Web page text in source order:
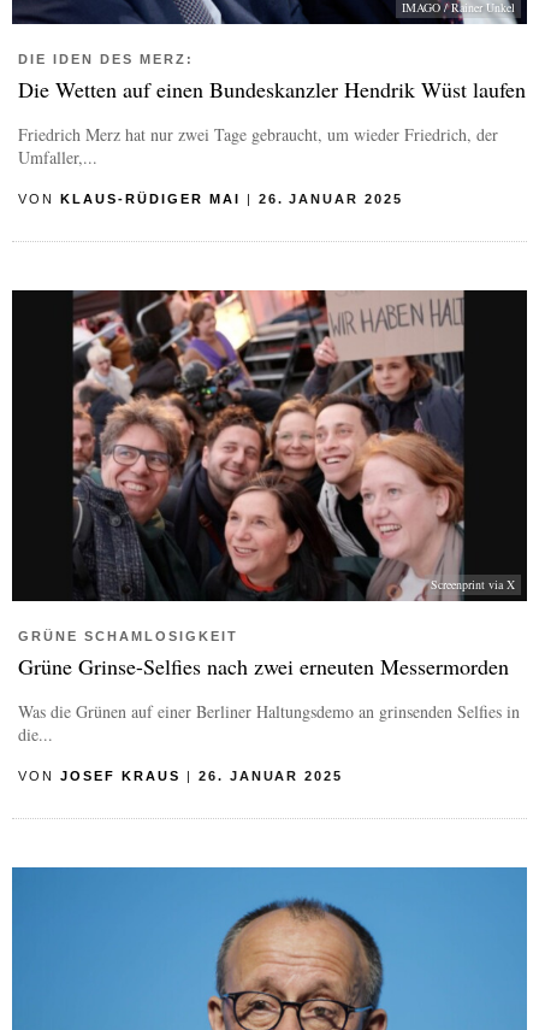
IMAGO / Rainer Unkel
DIE IDEN DES MERZ:
Die Wetten auf einen Bundeskanzler Hendrik Wüst laufen
Friedrich Merz hat nur zwei Tage gebraucht, um wieder Friedrich, der
Umfaller,...
VON KLAUS-RÜDIGER MAI 26. JANUAR 2025
Screenprint via X
GRÜNE SCHAMLOSIGKEIT
Grüne Grinse-Selfies nach zwei erneuten Messermorden
Was die Grünen auf einer Berliner Haltungsdemo an grinsenden Selfies in
die...
VON JOSEF KRAUS | 26. JANUAR 2025